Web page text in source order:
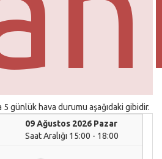
günlük hava durumu aşağıdaki gibidir.
09 Ağustos 2026 Pazar
Saat Aralığı 15:00 - 18:00